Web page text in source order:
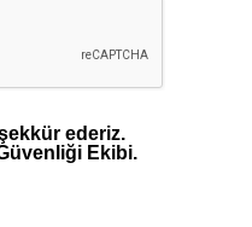
ederiz.
Ekibi.